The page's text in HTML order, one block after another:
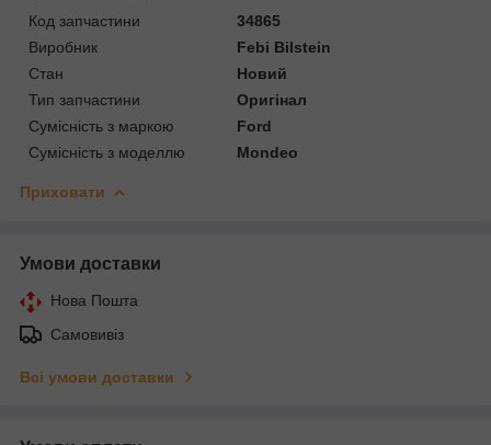
Код запчастини
34865
Виробник
Febi Bilstein
Стан
Новий
Тип запчастини
Оригінал
Сумісність з маркою
Ford
Сумісність з моделлю
Mondeo
Приховати
Умови доставки
Нова Пошта
Самовивіз
Всі умови доставки